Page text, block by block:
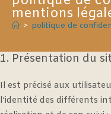
mentions
> politique de
1. Présentation du
Il est précisé aux
l’identité des différents